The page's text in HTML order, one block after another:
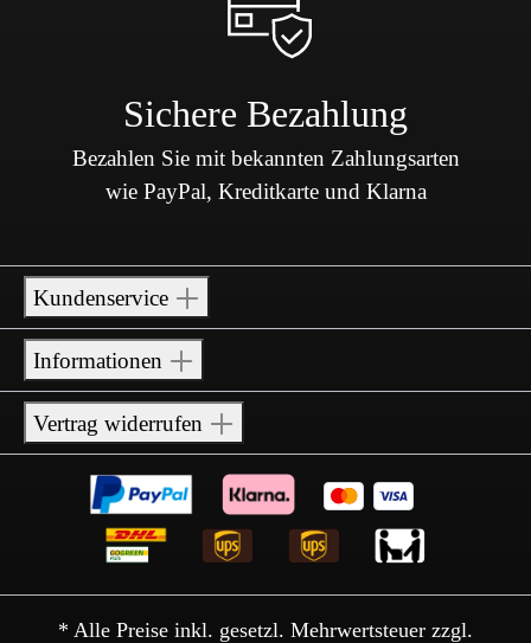
Sichere Bezahlung
Bezahlen Sie mit bekannten Zahlungsarten
wie PayPal, Kreditkarte und Klarna
Kundenservice
Informationen
Vertrag widerrufen
* Alle Preise inkl. gesetzl. Mehrwertsteuer zzgl.